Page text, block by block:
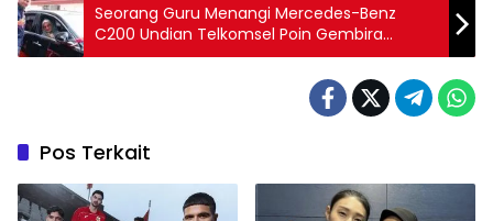
Seorang Guru Menangi Mercedes-Benz
C200 Undian Telkomsel Poin Gembira
Festival 2024
Pos Terkait